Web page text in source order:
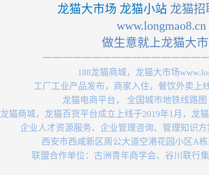
龙猫大市场 龙猫小站 龙猫招
www.longmao8.cn
做生意就上龙猫大
一一一一一一一一一一一一一一一一
188龙猫商城，龙猫大市场
工厂工业产品发布，商家入住，餐饮外卖上
龙猫电商平台， 全国城市地铁线路
龙猫商城，龙猫百货平台成立上线于2019年1月，龙
企业人才资源服务、企业管理咨询、管理知识方
西安市西咸新区周公大道空港花园小区A
联盟合作单位：古洲青年商学会、谷川联行